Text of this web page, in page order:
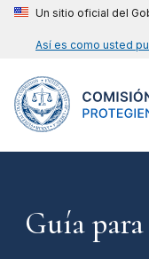
Un sitio oficial del
Así es como usted
Guía